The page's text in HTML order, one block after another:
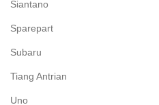
Siantano
Sparepart
Subaru
Tiang Antrian
Uno